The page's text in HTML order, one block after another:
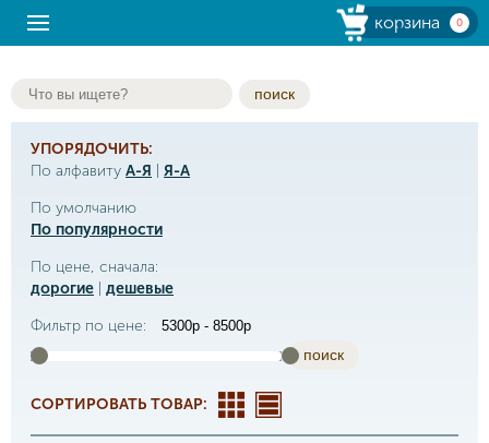
корзина 0
поиск
УПОРЯДОЧИТЬ:
По алфавиту А-Я
Я-А
По умолчанию
По популярности
По цене, сначала:
дорогие
дешевые
Фильтр по цене:
поиск
СОРТИРОВАТЬ ТОВАР: